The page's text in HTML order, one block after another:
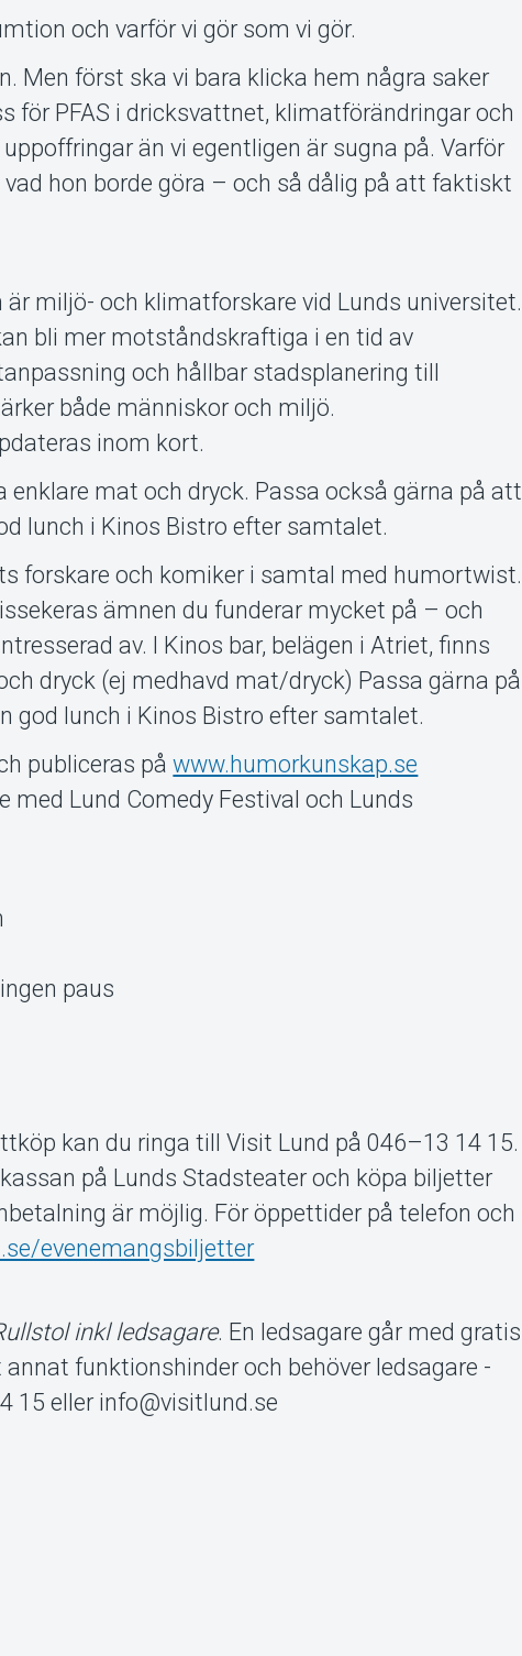
och varför vi gör som vi gör.
Men först ska vi bara klicka hem några saker
för PFAS i dricksvattnet, klimatförändringar och
än vi egentligen är sugna på. Varför
hon borde göra – och så dålig på att faktiskt
är miljö- och klimatforskare vid Lunds universitet.
bli mer motståndskraftiga i en tid av
och hållbar stadsplanering till
både människor och miljö.
inom kort.
mat och dryck. Passa också gärna på att
lunch i Kinos Bistro efter samtalet.
forskare och komiker i samtal med humortwist.
ämnen du funderar mycket på – och
av. I Kinos bar, belägen i Atriet, finns
dryck (ej medhavd mat/dryck) Passa gärna på
god lunch i Kinos Bistro efter samtalet.
publiceras påwww.humorkunskap.se
Lund Comedy Festival och Lunds
paus
kan du ringa till Visit Lund på 046–13 14 15.
på Lunds Stadsteater och köpa biljetter
är möjlig. För öppettider på telefon och
evenemangsbiljetter
inkl ledsagare. En ledsagare går med gratis
funktionshinder och behöver ledsagare -
15 eller info@visitlund.se